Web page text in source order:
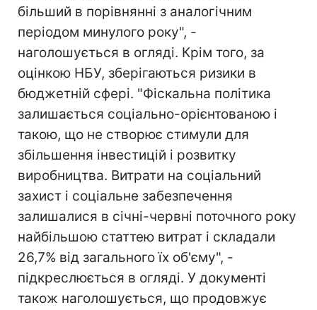
більший в порівнянні з аналогічним
періодом минулого року", -
наголошується в огляді. Крім того, за
оцінкою НБУ, зберігаються ризики в
бюджетній сфері. "Фіскальна політика
залишається соціально-орієнтованою і
такою, що не створює стимули для
збільшення інвестицій і розвитку
виробництва. Витрати на соціальний
захист і соціальне забезпечення
залишалися в січні-червні поточного року
найбільшою статтею витрат і складали
26,7% від загального їх об'єму", -
підкреслюється в огляді. У документі
також наголошується, що продовжує